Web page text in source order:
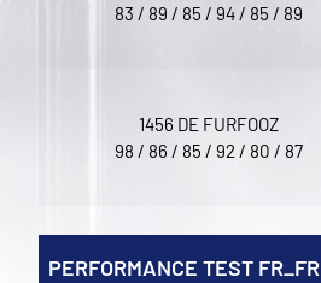
83 / 89 / 85 / 94 / 85 / 89
1456 DE FURFOOZ
98 / 86 / 85 / 92 / 80 / 87
PERFORMANCE TEST FR_FR